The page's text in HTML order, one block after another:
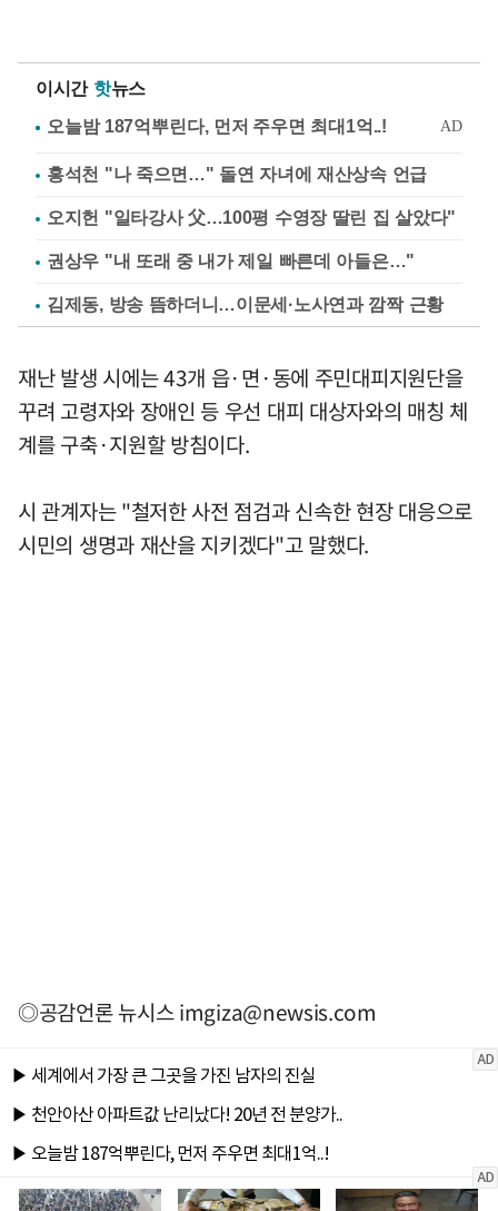
이시간 핫뉴스
홍석천 "나 죽으면…" 돌연 자녀에 재산상속 언급
오지헌 "일타강사 父…100평 수영장 딸린 집 살았다"
권상우 "내 또래 중 내가 제일 빠른데 아들은…"
김제동, 방송 뜸하더니…이문세·노사연과 깜짝 근황
재난 발생 시에는 43개 읍·면·동에 주민대피지원단을
꾸려 고령자와 장애인 등 우선 대피 대상자와의 매칭 체
계를 구축·지원할 방침이다.
시 관계자는 "철저한 사전 점검과 신속한 현장 대응으로
시민의 생명과 재산을 지키겠다"고 말했다.
◎공감언론 뉴시스imgiza@newsis.com